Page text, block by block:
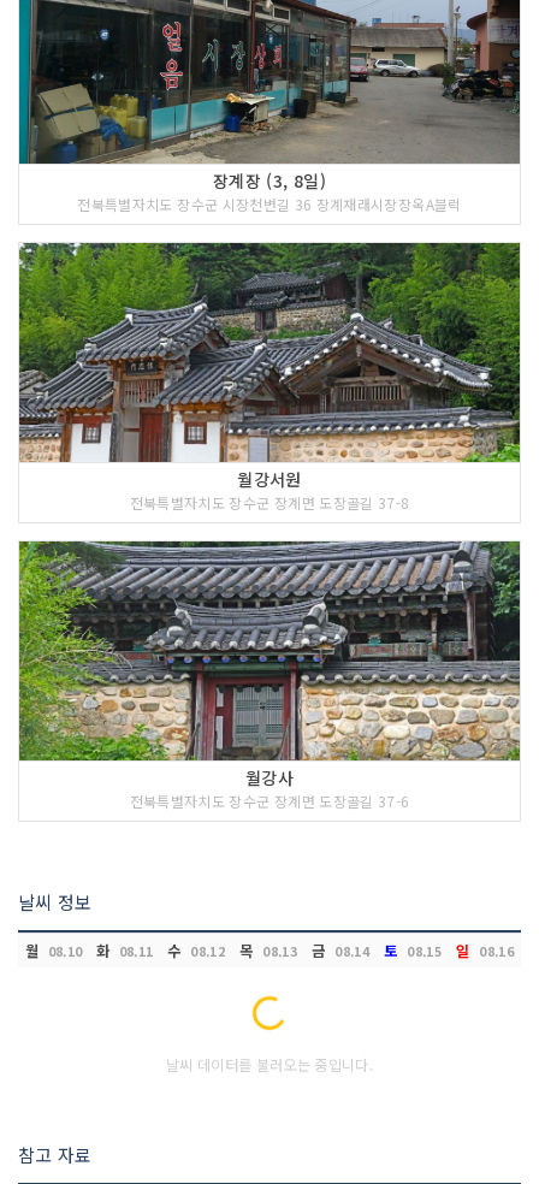
장계장 (3, 8일)
전북특별자치도 장수군 시장천변길 36 장계재래시장장옥A블럭
월강서원
전북특별자치도 장수군 장계면 도장골길 37-8
월강사
전북특별자치도 장수군 장계면 도장골길 37-6
날씨 정보
월 08.10 화 08.11 수 08.12 목 08.13 금 08.14 토 08.15 일 08.16
Loading...
날씨 데이터를 불러오는 중입니다.
참고 자료